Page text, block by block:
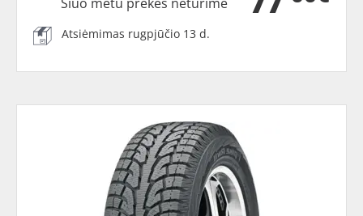
Šiuo metu prekės neturime
Atsiėmimas rugpjūčio 13 d.